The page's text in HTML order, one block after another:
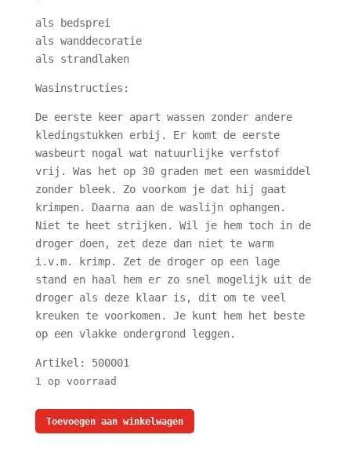
als bedsprei
als wanddecoratie
als strandlaken
Wasinstructies:
De eerste keer apart wassen zonder andere
kledingstukken erbij. Er komt de eerste
wasbeurt nogal wat natuurlijke verfstof
vrij. Was het op 30 graden met een wasmiddel
zonder bleek. Zo voorkom je dat hij gaat
krimpen. Daarna aan de waslijn ophangen.
Niet te heet strijken. Wil je hem toch in de
droger doen, zet deze dan niet te warm
i.v.m. krimp. Zet de droger op een lage
stand en haal hem er zo snel mogelijk uit de
droger als deze klaar is, dit om te veel
kreuken te voorkomen. Je kunt hem het beste
op een vlakke ondergrond leggen.
Artikel: 500001
1 op voorraad
Indiase
grand
Toevoegen aan winkelwagen